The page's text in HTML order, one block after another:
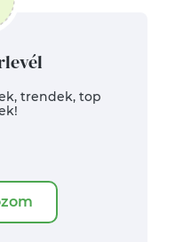
trendek, top